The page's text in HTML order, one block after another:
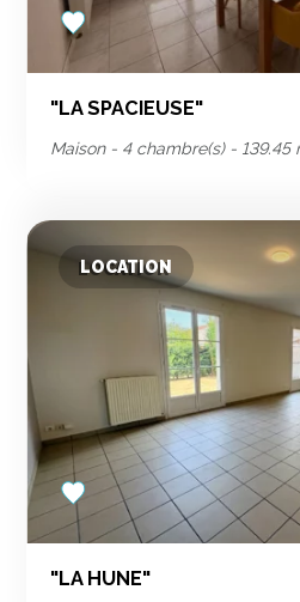
Add
to
favorites
"LA SPACIEUSE"
Maison - 4 chambre(s) - 139.45
LOCATION
Add
to
favorites
"LA HUNE"